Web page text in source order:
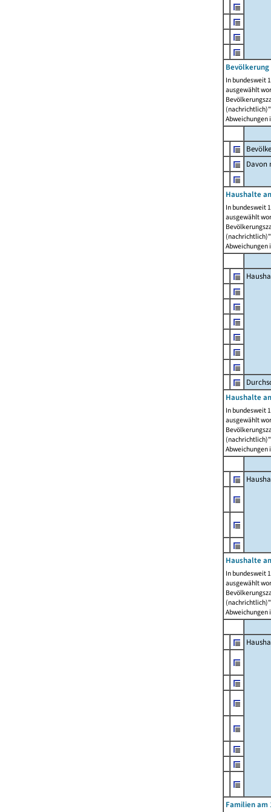
In bundesweit
ausgewählt
Abweichungen
Davon
Haushalte
In bundesweit
ausgewählt
Abweichungen
Haushalte
In bundesweit
ausgewählt
Abweichungen
Haushalte
In bundesweit
ausgewählt
Abweichungen
Familien am